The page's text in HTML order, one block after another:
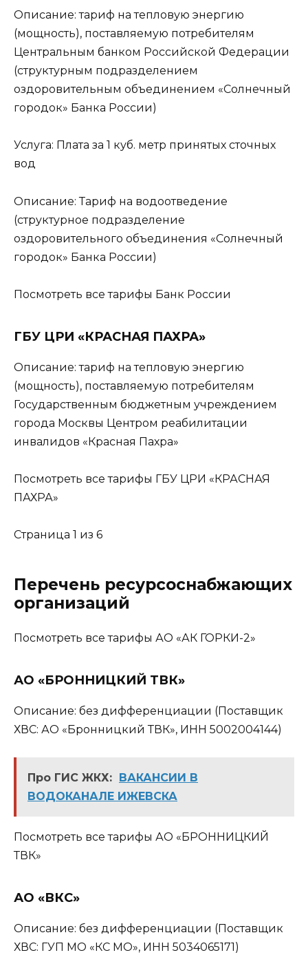
Описание: тариф на тепловую энергию
(мощность), поставляемую потребителям
Центральным банком Российской Федерации
(структурным подразделением
оздоровительным объединением «Солнечный
городок» Банка России)
Услуга: Плата за 1 куб. метр принятых сточных
вод
Описание: Тариф на водоотведение
(структурное подразделение
оздоровительного объединения «Солнечный
городок» Банка России)
Посмотреть все тарифы Банк России
ГБУ ЦРИ «КРАСНАЯ ПАХРА»
Описание: тариф на тепловую энергию
(мощность), поставляемую потребителям
Государственным бюджетным учреждением
города Москвы Центром реабилитации
инвалидов «Красная Пахра»
Посмотреть все тарифы ГБУ ЦРИ «КРАСНАЯ
ПАХРА»
Страница 1 из 6
Перечень ресурсоснабжающих
организаций
Посмотреть все тарифы АО «АК ГОРКИ-2»
АО «БРОННИЦКИЙ ТВК»
Описание: без дифференциации (Поставщик
ХВС: АО «Бронницкий ТВК», ИНН 5002004144)
Про ГИС ЖКХ:
ВАКАНСИИ В
ВОДОКАНАЛЕ ИЖЕВСКА
Посмотреть все тарифы АО «БРОННИЦКИЙ
ТВК»
АО «ВКС»
Описание: без дифференциации (Поставщик
ХВС: ГУП МО «КС МО», ИНН 5034065171)